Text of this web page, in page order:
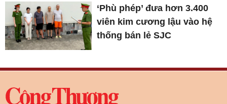
‘Phù phép’ đưa hơn 3.400
viên kim cương lậu vào hệ
thống bán lẻ SJC